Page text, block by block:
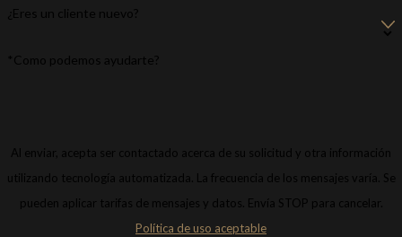
¿Eres un cliente nuevo?
*Como podemos ayudarte?
Al enviar, acepta ser contactado acerca de su solicitud y otra información
utilizando tecnología automatizada. La frecuencia de los mensajes varía. Se
pueden aplicar tarifas de mensajes y datos. Envía STOP para cancelar.
Política de uso aceptable